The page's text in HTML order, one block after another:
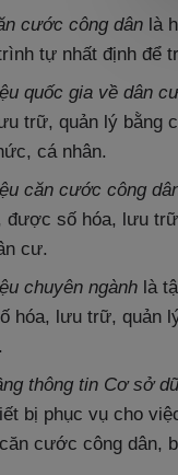
cước công dân là
tự nhất định để
quốc gia về dân
trữ, quản lý bằng
cá nhân.
căn cước công
được số hóa, lưu
cư.
chuyên ngành là
hóa, lưu trữ, quản
thông tin Cơ sở
bị phục vụ cho
cước công dân,